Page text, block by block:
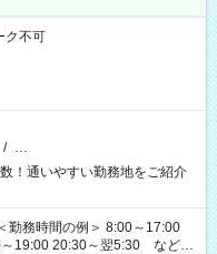
不可
/ …
！通いやすい勤務地をご紹介
19:00 20:30～翌5:30 など ★